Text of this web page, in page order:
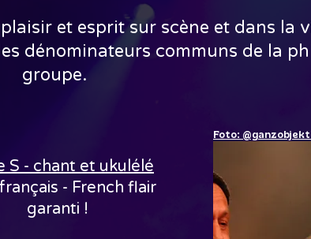
et esprit sur scène et dans la
dénominateurs communs de la
groupe.
S - chant et ukulélé
- French flair
garanti !
Foto: